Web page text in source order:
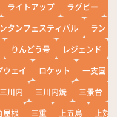
ライトアップ ラグビー
タンフェスティバル
ランド
りんどう号 レジェンド
ウェイ ロケット
一支国
三川内 三川内焼 三景台
屋根 三重 上五島
上対